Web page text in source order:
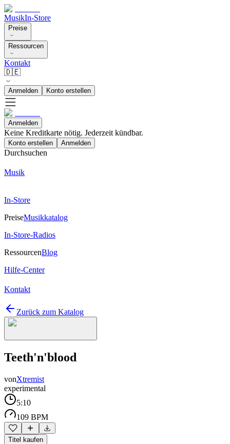
MusikIn-Store
Preise
Ressourcen
Kontakt
🇩🇪
Anmelden Konto erstellen
Anmelden
Keine Kreditkarte nötig. Jederzeit kündbar.
Konto erstellen Anmelden
Durchsuchen
Musik
In-Store
PreiseMusikkatalog
In-Store-Radios
RessourcenBlog
Hilfe-Center
Kontakt
Zurück zum Katalog
Teeth'n'blood
vonXtremist
experimental
5:10
109 BPM
Titel kaufen